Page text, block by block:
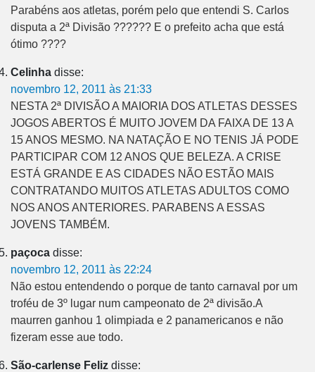
Parabéns aos atletas, porém pelo que entendi S. Carlos
disputa a 2ª Divisão ?????? E o prefeito acha que está
ótimo ????
Celinha disse:
novembro 12, 2011 às 21:33
NESTA 2ª DIVISÃO A MAIORIA DOS ATLETAS DESSES
JOGOS ABERTOS É MUITO JOVEM DA FAIXA DE 13 A
15 ANOS MESMO. NA NATAÇÃO E NO TENIS JÁ PODE
PARTICIPAR COM 12 ANOS QUE BELEZA. A CRISE
ESTÁ GRANDE E AS CIDADES NÃO ESTÃO MAIS
CONTRATANDO MUITOS ATLETAS ADULTOS COMO
NOS ANOS ANTERIORES. PARABENS A ESSAS
JOVENS TAMBÉM.
paçoca disse:
novembro 12, 2011 às 22:24
Não estou entendendo o porque de tanto carnaval por um
troféu de 3º lugar num campeonato de 2ª divisão.A
maurren ganhou 1 olimpiada e 2 panamericanos e não
fizeram esse aue todo.
São-carlense Feliz disse: